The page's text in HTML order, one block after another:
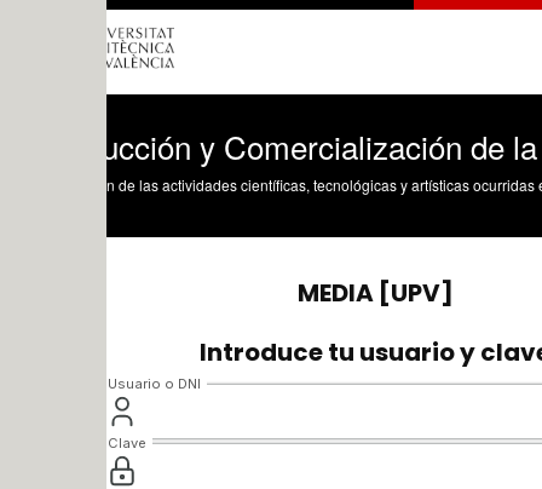
y Comercialización de la carne
de las actividades científicas, tecnológicas y artísticas ocurridas en los tres